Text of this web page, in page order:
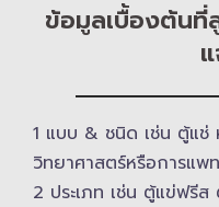
ข้อมูลเบื้องต้นที่
1 แบบ & ​ชนิด เช่น ตู้แช่
วิทยาศาสตร์​หรือการแพ
2 ประเภท เช่น ตู้แข่ฟรี